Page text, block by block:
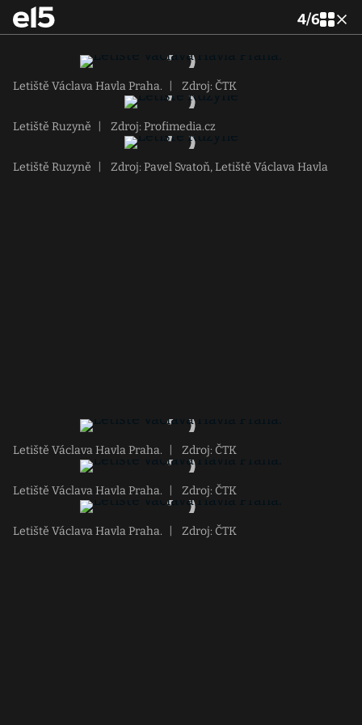
4/6
Letiště Václava Havla Praha. Zdroj: ČTK
Letiště Ruzyně Zdroj: Profimedia.cz
Letiště Ruzyně Zdroj: Pavel Svatoň, Letiště Václava Havla
Letiště Václava Havla Praha. Zdroj: ČTK
Letiště Václava Havla Praha. Zdroj: ČTK
Letiště Václava Havla Praha. Zdroj: ČTK